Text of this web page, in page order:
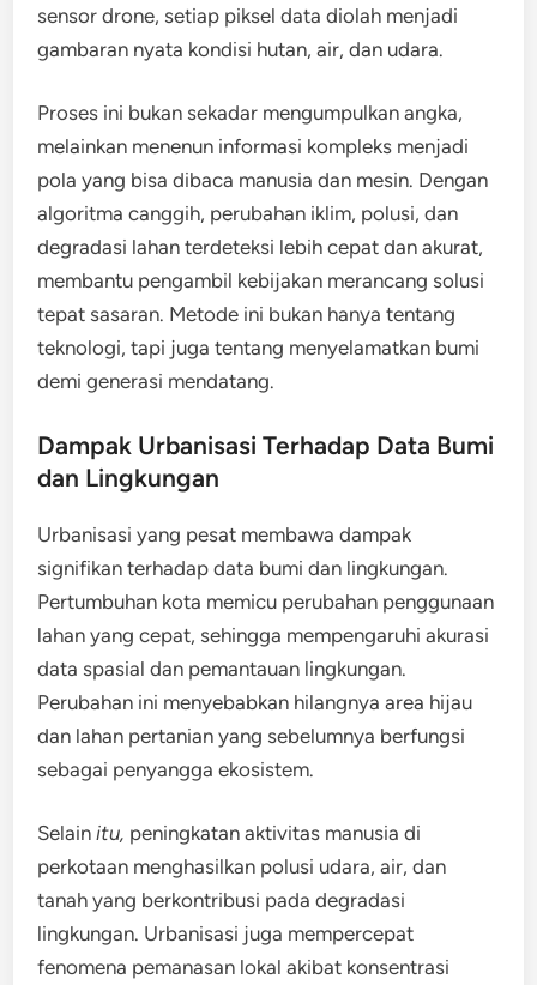
sensor drone, setiap piksel data diolah menjadi
gambaran nyata kondisi hutan, air, dan udara.
Proses ini bukan sekadar mengumpulkan angka,
melainkan menenun informasi kompleks menjadi
pola yang bisa dibaca manusia dan mesin. Dengan
algoritma canggih, perubahan iklim, polusi, dan
degradasi lahan terdeteksi lebih cepat dan akurat,
membantu pengambil kebijakan merancang solusi
tepat sasaran. Metode ini bukan hanya tentang
teknologi, tapi juga tentang menyelamatkan bumi
demi generasi mendatang.
Dampak Urbanisasi Terhadap Data Bumi
dan Lingkungan
Urbanisasi yang pesat membawa dampak
signifikan terhadap data bumi dan lingkungan.
Pertumbuhan kota memicu perubahan penggunaan
lahan yang cepat, sehingga mempengaruhi akurasi
data spasial dan pemantauan lingkungan.
Perubahan ini menyebabkan hilangnya area hijau
dan lahan pertanian yang sebelumnya berfungsi
sebagai penyangga ekosistem.
Selainitu, peningkatan aktivitas manusia di
perkotaan menghasilkan polusi udara, air, dan
tanah yang berkontribusi pada degradasi
lingkungan. Urbanisasi juga mempercepat
fenomena pemanasan lokal akibat konsentrasi